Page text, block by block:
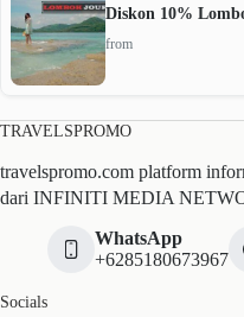
Diskon 10%
from
TRAVELSPROMO
travelspromo.com platform
dari INFINITI MEDIA
WhatsApp
+6285180673967
Socials